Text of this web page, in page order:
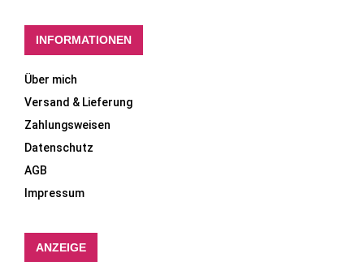
INFORMATIONEN
Über mich
Versand & Lieferung
Zahlungsweisen
Datenschutz
AGB
Impressum
ANZEIGE